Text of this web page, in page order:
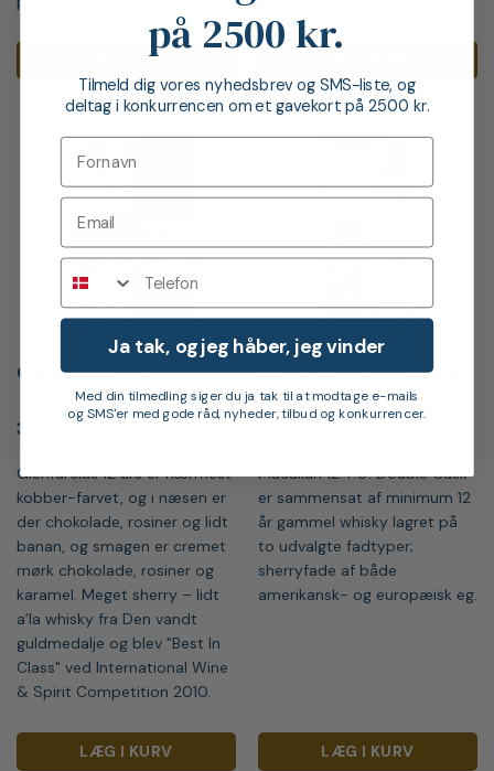
LÆG I KURV
Glenfarclas 12 Y.O.
379,00
Glenfarclas 12 års er nærmest
kobber-farvet, og i næsen er
der chokolade, rosiner og lidt
banan, og smagen er cremet
mørk chokolade, rosiner og
karamel. Meget sherry – lidt
a’la whisky fra Den vandt
guldmedalje og blev "Best In
Class" ved International Wine
& Spirit Competition 2010.
LÆG I KURV
Macallan 12 Y.O. Double
Cask (2025)
kr.
Macallan 12 Y.O. Double Cask
er sammensat af minimum 12
år gammel whisky lagret på
to udvalgte fadtyper;
sherryfade af både
amerikansk- og europæisk eg.
LÆG I KURV
på 2500 kr.
Tilmeld dig vores nyhedsbrev og SMS-liste, og
deltag i konkurrencen om et gavekort på 2500 kr.
Telefon
Ja tak, og jeg håber, jeg vinder
Med din tilmedling siger du ja tak til at modtage e-mails
og SMS'er med gode råd, nyheder, tilbud og konkurrencer.